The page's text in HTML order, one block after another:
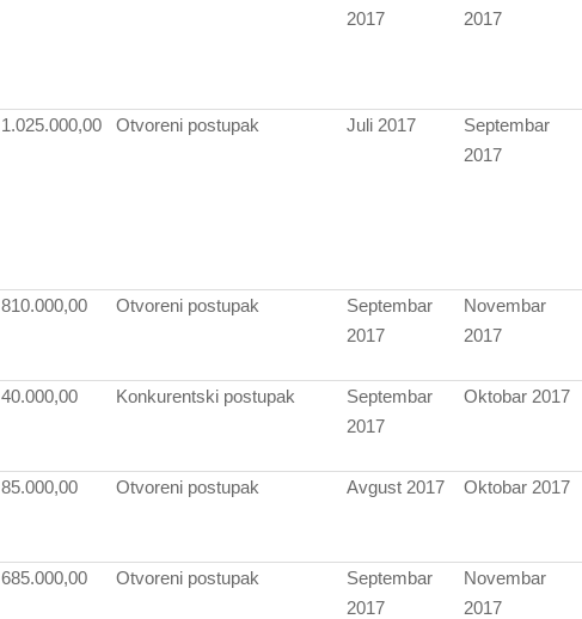
2017
2017
1.025.000,00 Otvoreni postupak Juli 2017
Septembar
2017
810.000,00 Otvoreni postupak
Septembar
2017
Novembar
2017
40.000,00 Konkurentski postupak
Septembar
2017
Oktobar 2017
85.000,00 Otvoreni postupak Avgust 2017 Oktobar 2017
685.000,00 Otvoreni postupak
Septembar
2017
Novembar
2017